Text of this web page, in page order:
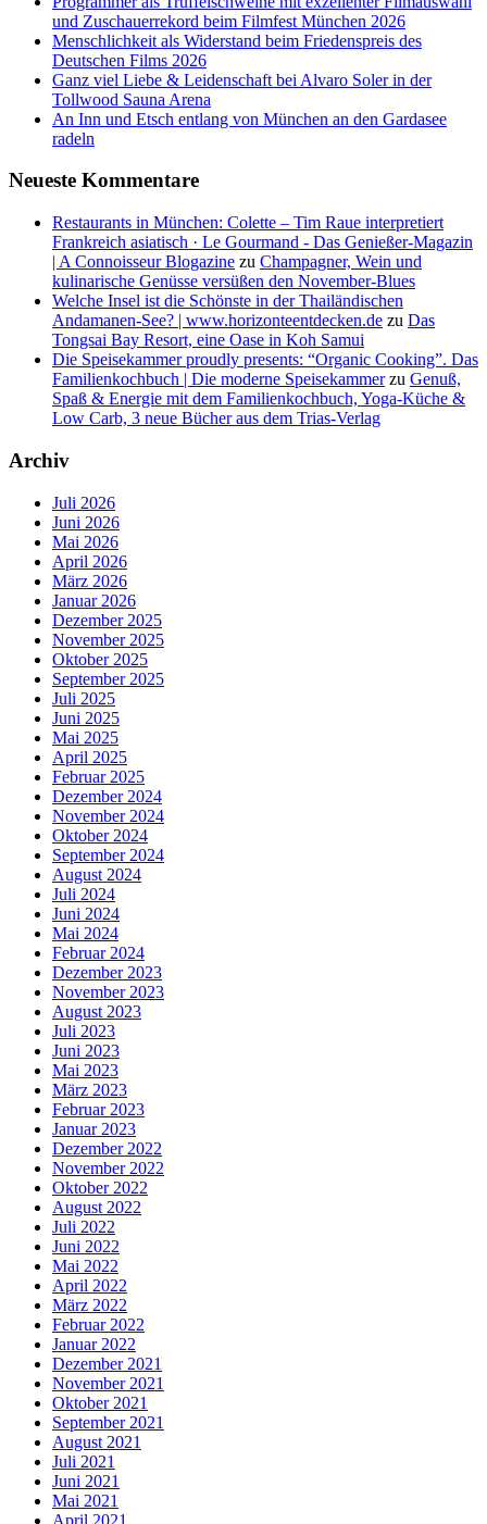
und Zuschauerrekord beim Filmfest München 2026
Menschlichkeit als Widerstand beim Friedenspreis des
Deutschen Films 2026
Ganz viel Liebe & Leidenschaft bei Alvaro Soler in der
Tollwood Sauna Arena
An Inn und Etsch entlang von München an den Gardasee
radeln
Neueste Kommentare
Restaurants in München: Colette – Tim Raue interpretiert
Frankreich asiatisch · Le Gourmand - Das Genießer-Magazin
| A Connoisseur Blogazine zu Champagner, Wein und
kulinarische Genüsse versüßen den November-Blues
Welche Insel ist die Schönste in der Thailändischen
Andamanen-See? | www.horizonteentdecken.de zu Das
Tongsai Bay Resort, eine Oase in Koh Samui
Die Speisekammer proudly presents: “Organic Cooking”. Das
Familienkochbuch | Die moderne Speisekammerzu Genuß,
Spaß & Energie mit dem Familienkochbuch, Yoga-Küche &
Low Carb, 3 neue Bücher aus dem Trias-Verlag
Archiv
Juli 2026
Juni 2026
Mai 2026
April 2026
März 2026
Januar 2026
Dezember 2025
November 2025
Oktober 2025
September 2025
Juli 2025
Juni 2025
Mai 2025
April 2025
Februar 2025
Dezember 2024
November 2024
Oktober 2024
September 2024
August 2024
Juli 2024
Juni 2024
Mai 2024
Februar 2024
Dezember 2023
November 2023
August 2023
Juli 2023
Juni 2023
Mai 2023
März 2023
Februar 2023
Januar 2023
Dezember 2022
November 2022
Oktober 2022
August 2022
Juli 2022
Juni 2022
Mai 2022
April 2022
März 2022
Februar 2022
Januar 2022
Dezember 2021
November 2021
Oktober 2021
September 2021
August 2021
Juli 2021
Juni 2021
Mai 2021
April 2021